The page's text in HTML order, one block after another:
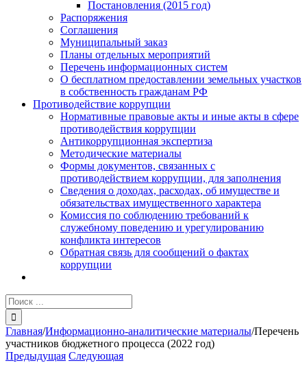
Постановления (2015 год)
Распоряжения
Соглашения
Муниципальный заказ
Планы отдельных мероприятий
Перечень информационных систем
О бесплатном предоставлении земельных участков
в собственность гражданам РФ
Противодействие коррупции
Нормативные правовые акты и иные акты в сфере
противодействия коррупции
Антикоррупционная экспертиза
Методические материалы
Формы документов, связанных с
противодействием коррупции, для заполнения
Сведения о доходах, расходах, об имуществе и
обязательствах имущественного характера
Комиссия по соблюдению требований к
служебному поведению и урегулированию
конфликта интересов
Обратная связь для сообщений о фактах
коррупции
Результат
поиска:
Главная/Информационно-аналитические материалы/Перечень
участников бюджетного процесса (2022 год)
Предыдущая Следующая